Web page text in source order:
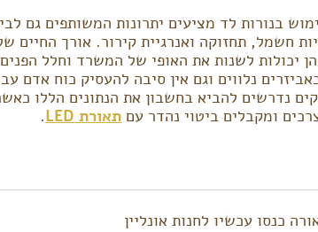
בנורות לד מציעים יתרונות המשותפים גם
יכולות לשנות את האופי של המשרד וחלל
נלווים וגם אין סיבה להעסיק כוח אדם
נדרשים להביא בחשבון את הנתונים הללו
ומקבלים ביטוי נהדר עם תאורת LED .
כנסו עכשיו לחנות אונליין